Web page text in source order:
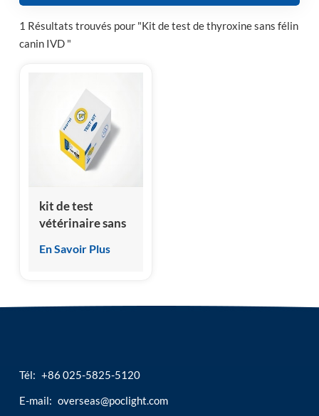
1 Résultats trouvés pour "Kit de test de thyroxine sans félin
canin IVD "
kit de test
vétérinaire sans
(cft4/fft4)
En Savoir Plus
Tél: +86 025-5825-5120
E-mail: overseas@poclight.com